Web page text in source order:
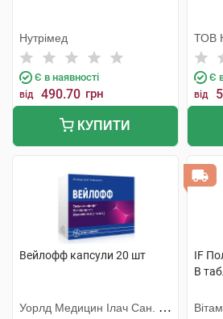
Нутрімед
Є в наявності
від 490.70 грн
КУПИТИ
ТОВ
Є
від
Вейлофф капсули 20 шт
Уорлд Медицин Ілач Сан. Ве
IF
В